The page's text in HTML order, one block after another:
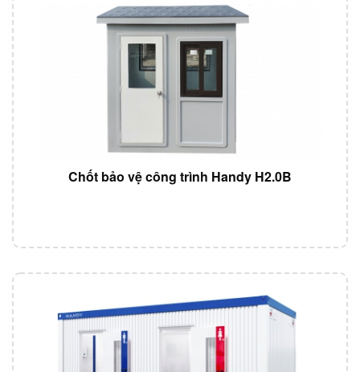
Chốt bảo vệ công trình Handy H2.0B